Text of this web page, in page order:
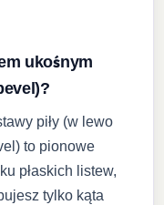
ukośnym
piły (w lewo
to pionowe
płaskich listew,
tylko kąta